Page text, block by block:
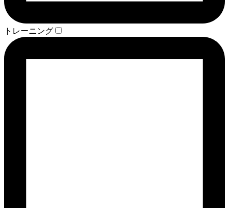
トレーニング